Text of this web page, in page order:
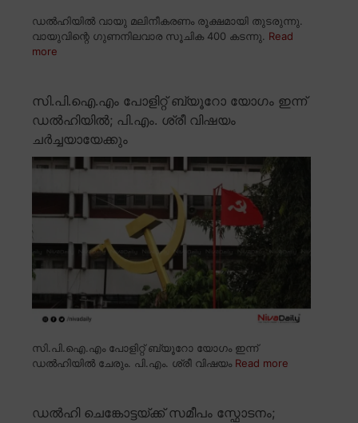
ഡൽഹിയിൽ വായു മലിനീകരണം രൂക്ഷമായി തുടരുന്നു.
വായുവിന്റെ ഗുണനിലവാര സൂചിക 400 കടന്നു. Read
more
സി.പി.ഐ.എം പോളിറ്റ് ബ്യൂറോ യോഗം ഇന്ന്
ഡൽഹിയിൽ; പി.എം. ശ്രീ വിഷയം
ചർച്ചയായേക്കും
സി.പി.ഐ.എം പോളിറ്റ് ബ്യൂറോ യോഗം ഇന്ന്
ഡൽഹിയിൽ ചേരും. പി.എം. ശ്രീ വിഷയം Read more
ഡൽഹി ചെങ്കോട്ടയ്ക്ക് സമീപം സ്ഫോടനം;